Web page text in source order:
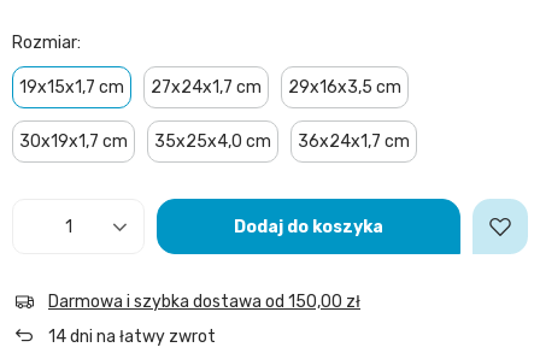
Rozmiar
19x15x1,7 cm 27x24x1,7 cm 29x16x3,5 cm
30x19x1,7 cm 35x25x4,0 cm 36x24x1,7 cm
Dodaj do koszyka
Darmowa i szybka dostawa od 150,00 zł
14dni na łatwy zwrot